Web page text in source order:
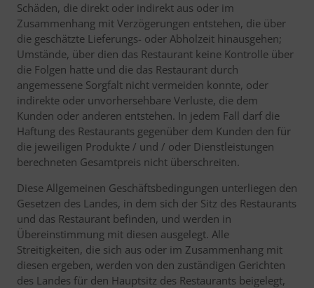
Schäden, die direkt oder indirekt aus oder im
Zusammenhang mit Verzögerungen entstehen, die über
die geschätzte Lieferungs- oder Abholzeit hinausgehen;
Umstände, über dien das Restaurant keine Kontrolle über
die Folgen hatte und die das Restaurant durch
angemessene Sorgfalt nicht vermeiden konnte, oder
indirekte oder unvorhersehbare Verluste, die dem
Kunden oder anderen entstehen. In jedem Fall darf die
Haftung des Restaurants gegenüber dem Kunden den für
die jeweiligen Produkte / und / oder Dienstleistungen
berechneten Gesamtpreis nicht überschreiten.
Diese Allgemeinen Geschäftsbedingungen unterliegen den
Gesetzen des Landes, in dem sich der Sitz des Restaurants
und das Restaurant befinden, und werden in
Übereinstimmung mit diesen ausgelegt. Alle
Streitigkeiten, die sich aus oder im Zusammenhang mit
diesen ergeben, werden von den zuständigen Gerichten
des Landes für den Hauptsitz des Restaurants beigelegt,